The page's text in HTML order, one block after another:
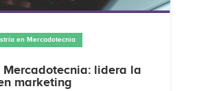
en Mercadotecnia
Mercadotecnia: lidera la
marketing